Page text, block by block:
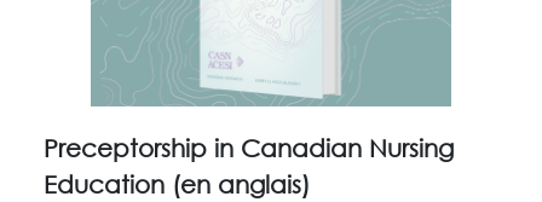
Preceptorship in Canadian Nursing
Education (en anglais)